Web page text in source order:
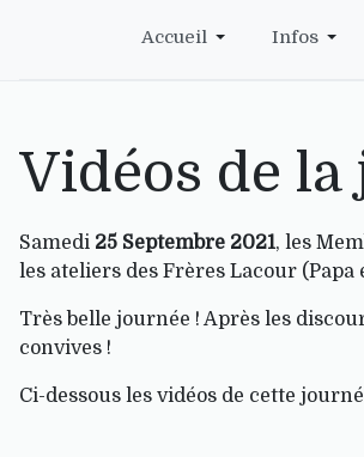
Accueil Infos
Vidéos de
Samedi 25 Septembre 2021, les
les ateliers des Frères Lacour
Très belle journée ! Après les
convives !
Ci-dessous les vidéos de cette